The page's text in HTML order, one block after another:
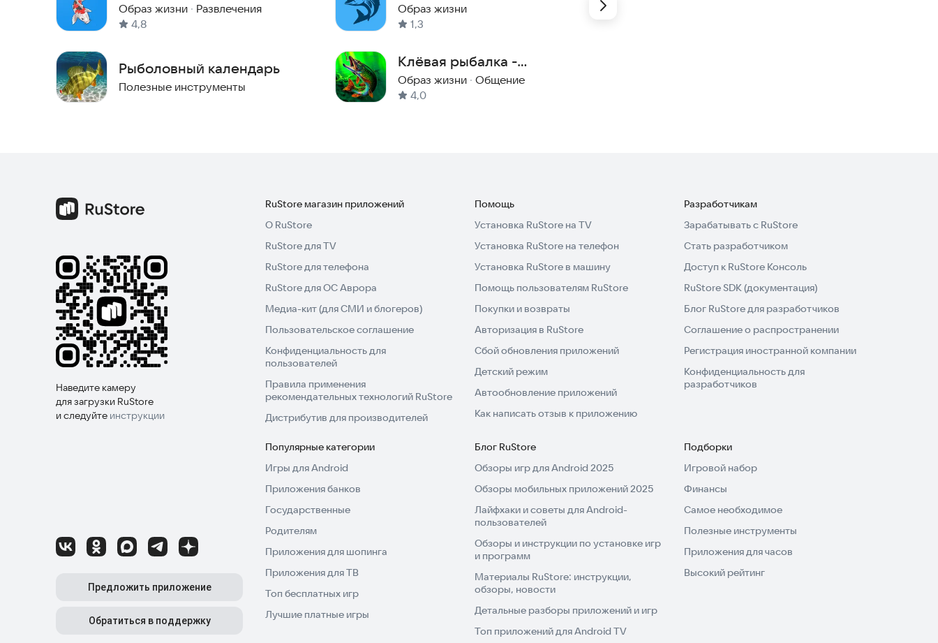
• Выбирайте свой город и получайте данные для вашего местоположения.
Избранное
• Сохраняйте свои любимые города, чтобы быстро получать прогнозы без повторного поиска.
Скачайте приложение "Ribxoz-Прогноз" прямо сейчас и сделайте каждую рыбалку успешной!
https://ribxoz.ru
рыбака.
Образ жизни · Развлечения
4,8
Рыболовный календарь
Полезные инструменты
Образ жизни
1,3
Клёвая рыбалка -
сообщество
Образ жизни · Общение
4,0
Наведите камеру
для загрузки RuStore
и следуйте инструкции
Предложить приложение
Обратиться в поддержку
RuStore магазин приложений
О RuStore
RuStore для TV
RuStore для телефона
RuStore для ОС Аврора
Медиа-кит (для СМИ и блогеров)
Пользовательское соглашение
Конфиденциальность для
пользователей
Правила применения
рекомендательных технологий RuStore
Дистрибутив для производителей
Помощь
Установка RuStore на TV
Установка RuStore на телефон
Установка RuStore в машину
Помощь пользователям RuStore
Покупки и возвраты
Авторизация в RuStore
Сбой обновления приложений
Детский режим
Автообновление приложений
Как написать отзыв к приложению
Разработчикам
Зарабатывать с RuStore
Стать разработчиком
Доступ к RuStore Консоль
RuStore SDK (документация)
Блог RuStore для разработчиков
Соглашение о распространении
Регистрация иностранной компании
Конфиденциальность для
разработчиков
Популярные категории
Игры для Android
Приложения банков
Государственные
Родителям
Приложения для шопинга
Приложения для ТВ
Топ бесплатных игр
Лучшие платные игры
Блог RuStore
Обзоры игр для Android 2025
Обзоры мобильных приложений 2025
Лайфхаки и советы для Android-
пользователей
Обзоры и инструкции по установке игр
и программ
Материалы RuStore: инструкции,
обзоры, новости
Детальные разборы приложений и игр
Топ приложений для Android TV
Подборки
Игровой набор
Финансы
Самое необходимое
Полезные инструменты
Приложения для часов
Высокий рейтинг